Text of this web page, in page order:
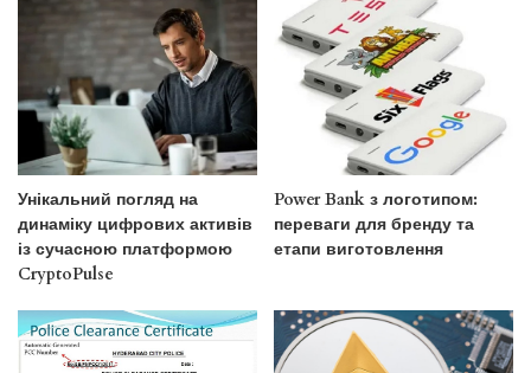
Унікальний погляд на
динаміку цифрових активів
із сучасною платформою
CryptoPulse
Power Bank з логотипом:
переваги для бренду та
етапи виготовлення